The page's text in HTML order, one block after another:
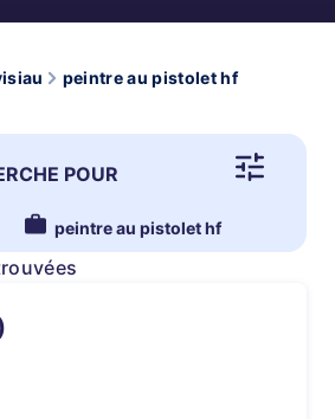
peintre au pistolet hf
POUR
peintre au pistolet hf